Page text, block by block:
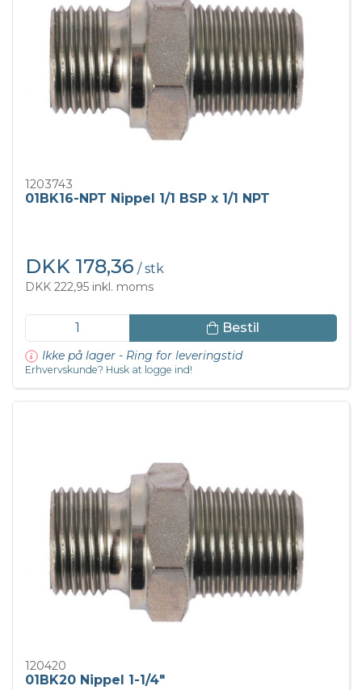
1203743
01BK16-NPT Nippel 1/1 BSP x 1/1 NPT
DKK 178,36 / stk
DKK 222,95 inkl. moms
Bestil
Ikke på lager - Ring for leveringstid
Erhvervskunde? Husk at logge ind!
120420
01BK20 Nippel 1-1/4"